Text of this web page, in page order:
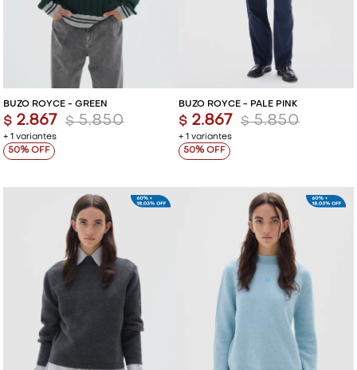
BUZO ROYCE - GREEN
+ 1 variantes
$ 2.867 $ 5.850
50
BUZO ROYCE - PALE PINK
+ 1 variantes
$ 2.867 $ 5.850
50